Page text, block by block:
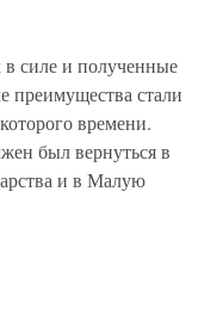
в силе и полученные
преимущества стали
времени.
был вернуться в
и в Малую